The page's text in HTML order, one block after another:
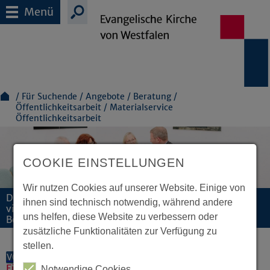
Menü
Für Suchende Angebote
Beratung
Öffentlichkeitsarbeit
Materialservice
Öffentlichkeitsarbeit
Die Evangelische Kirche von Westfalen unterstützt
viele Menschen durch aktive und zielgerichtete
Beratung und Begleitung.
VORLESEN
COOKIE EINSTELLUNGEN
Wir nutzen Cookies auf unserer Website. Einige von
ihnen sind technisch notwendig, während andere
uns helfen, diese Website zu verbessern oder
zusätzliche Funktionalitäten zur Verfügung zu
stellen.